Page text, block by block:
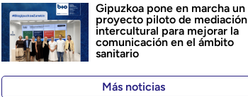
Gipuzkoa pone en marcha un
proyecto piloto de mediación
intercultural para mejorar la
comunicación en el ámbito
sanitario
Más noticias